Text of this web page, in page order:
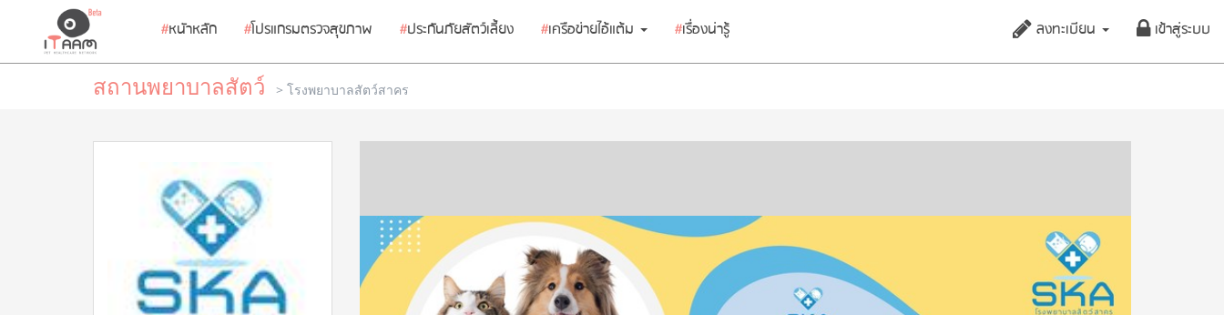
#หนัาหลัก #โปรแกรมตรวจสุขภาพ #ประกันภัยสัตว์เลี้ยง #เครือข่ายไอ้แต้ม #เรื่องน่ารู้ ลงทะเบียน เข้าสู่ระบบ
สถานพยาบาลสัตว์ > โรงพยาบาลสัตว์สาคร